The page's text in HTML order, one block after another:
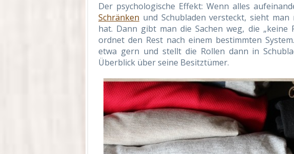
Der psychologische Effekt: Wenn alles
Schränken und Schubladen versteckt, sieht
hat. Dann gibt man die Sachen weg, die „keine
ordnet den Rest nach einem bestimmten
etwa gern und stellt die Rollen dann in
Überblick über seine Besitztümer.